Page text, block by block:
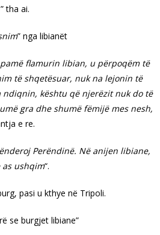
tha ai.
” nga libianët
flamurin libian, u përpoqëm të
të shqetësuar, nuk na lejonin të
ndiqnin, kështu që njerëzit nuk do të
gra dhe shumë fëmijë mes nesh,
e re.
Perëndinë. Në anijen libiane,
ushqim“.
pasi u kthye në Tripoli.
se burgjet libiane”